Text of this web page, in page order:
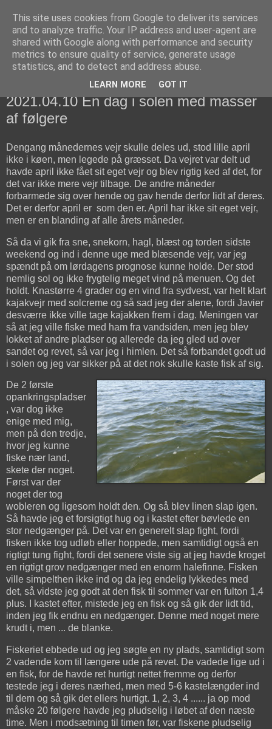
fiskedagbog.dk
Havørredfiskeri, tordenvejr og rav i (en skøn?) tre-enighed
2021.04.10 En dag i solen med masser
af følgere
Dengang månedernes vejr skulle deles ud, stod lille april
ikke i køen, men legede på græsset. Da vejret var delt ud
havde april ikke fået sit eget vejr og blev rigtig ked af det, for
det var ikke mere vejr tilbage. De andre måneder
forbarmede sig over hende og gav hende derfor lidt af deres.
Det er derfor april er som den er. April har ikke sit eget vejr,
men er en blanding af alle årets måneder.
Så da vi gik fra sne, snekorn, hagl, blæst og torden sidste
weekend og ind i denne uge med blæsende vejr, var jeg
spændt på om lørdagens prognose kunne holde. Der stod
nemlig sol og ikke frygtelig meget vind på menuen. Og det
holdt. Knastørre 4 grader og en vind fra sydvest, var helt klart
kajakvejr med solcreme og så sad jeg der alene, fordi Javier
desværre ikke ville tage kajakken frem i dag. Meningen var
så at jeg ville fiske med ham fra vandsiden, men jeg blev
lokket af andre pladser og allerede da jeg gled ud over
sandet og revet, så var jeg i himlen. Det så forbandet godt ud
i solen og jeg var sikker på at det nok skulle kaste fisk af sig.
De 2 første
opankringspladser
, var dog ikke
enige med mig,
men på den tredje,
hvor jeg kunne
fiske nær land,
skete der noget.
Først var der
noget der tog
wobleren og ligesom holdt den. Og så blev linen slap igen.
Så havde jeg et forsigtigt hug og i kastet efter bøvlede en
stor nedgænger på. Det var en generelt slap fight, fordi
fisken ikke tog udløb eller hoppede, men samtidigt også en
rigtigt tung fight, fordi det senere viste sig at jeg havde kroget
en rigtigt grov nedgænger med en enorm halefinne. Fisken
ville simpelthen ikke ind og da jeg endelig lykkedes med
det, så vidste jeg godt at den fisk til sommer var en fulton 1,4
plus. I kastet efter, mistede jeg en fisk og så gik der lidt tid,
inden jeg fik endnu en nedgænger. Denne med noget mere
krudt i, men ... de blanke.
Fiskeriet ebbede ud og jeg søgte en ny plads, samtidigt som
2 vadende kom til længere ude på revet. De vadede lige ud i
en fisk, for de havde ret hurtigt nettet fremme og derfor
testede jeg i deres nærhed, men med 5-6 kastelængder ind
til dem og så gik det ellers hurtigt. 1, 2, 3, 4 ...... ja op mod
måske 20 følgere havde jeg pludselig i løbet af den næste
time. Men i modsætning til timen før, var fiskene pludselig
This site uses cookies from Google to deliver its services
and to analyze traffic. Your IP address and user-agent are
shared with Google along with performance and security
metrics to ensure quality of service, generate usage
statistics, and to detect and address abuse.
LEARN MORE GOT IT